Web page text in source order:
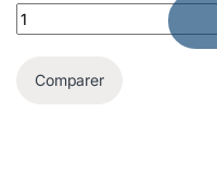
Pinceau Ceramicus Renfert
Comparer